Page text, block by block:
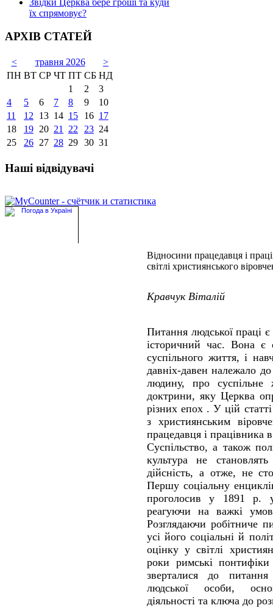
їх спрямовує?
АРХІВ СТАТЕЙ
< травня 2026
>
ПН ВТ СР ЧТ ПТ СБ НД
1
2
3
4
5 6 7 8 9
10
11
12 13 14 15 16 17
18
19 20 21 22 23 24
25
26 27 28 29 30 31
Наші відвідувачі
Відносини працедавця і
світлі християнського
Кравчук Віталій
Питання людської праці
історичний час. Вона є
суспільного життя, і
давніх-давен належало
людину, про суспільне
доктрини, яку Церква
різних епох . У цій
з християнським
працедавця і працівника
Суспільство, а також
культура не
дійсність, а отже, не
Першу соціальну
проголосив у 1891 р.
реагуючи на важкі
Розглядаючи робітниче
усі його соціальні й
оцінку у світлі
роки римські
зверталися до
людської особи,
діяльності та ключа до